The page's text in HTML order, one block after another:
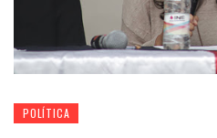
POLÍTICA